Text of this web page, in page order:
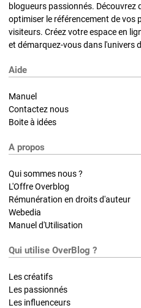
blogueurs passionnés.
optimiser le référencement de vos
visiteurs. Créez votre espace en
et démarquez-vous dans l'univers
Aide
Manuel
Contactez nous
Boite à idées
A propos
Qui sommes nous ?
L'Offre Overblog
Rémunération en droits d'auteur
Webedia
Manuel d'Utilisation
Qui utilise OverBlog ?
Les créatifs
Les passionnés
Les influenceurs